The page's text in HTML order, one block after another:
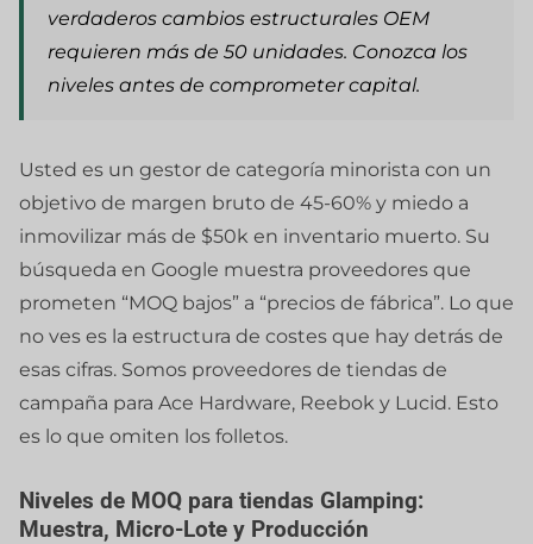
verdaderos cambios estructurales OEM
requieren más de 50 unidades. Conozca los
niveles antes de comprometer capital.
Usted es un gestor de categoría minorista con un
objetivo de margen bruto de 45-60% y miedo a
inmovilizar más de $50k en inventario muerto. Su
búsqueda en Google muestra proveedores que
prometen “MOQ bajos” a “precios de fábrica”. Lo que
no ves es la estructura de costes que hay detrás de
esas cifras. Somos proveedores de tiendas de
campaña para Ace Hardware, Reebok y Lucid. Esto
es lo que omiten los folletos.
Niveles de MOQ para tiendas Glamping:
Muestra, Micro-Lote y Producción